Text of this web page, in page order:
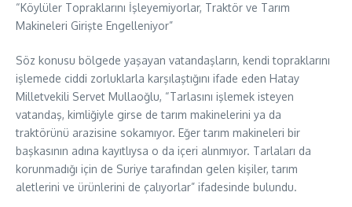
“Köylüler Topraklarını İşleyemiyorlar, Traktör ve Tarım
Makineleri Girişte Engelleniyor”
Söz konusu bölgede yaşayan vatandaşların, kendi topraklarını
işlemede ciddi zorluklarla karşılaştığını ifade eden Hatay
Milletvekili Servet Mullaoğlu, “Tarlasını işlemek isteyen
vatandaş, kimliğiyle girse de tarım makinelerini ya da
traktörünü arazisine sokamıyor. Eğer tarım makineleri bir
başkasının adına kayıtlıysa o da içeri alınmıyor. Tarlaları da
korunmadığı için de Suriye tarafından gelen kişiler, tarım
aletlerini ve ürünlerini de çalıyorlar” ifadesinde bulundu.